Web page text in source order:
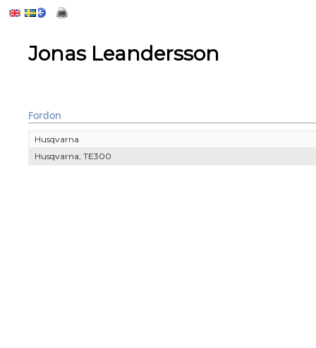
Jonas Leandersson
Fordon
Husqvarna
Husqvarna, TE300